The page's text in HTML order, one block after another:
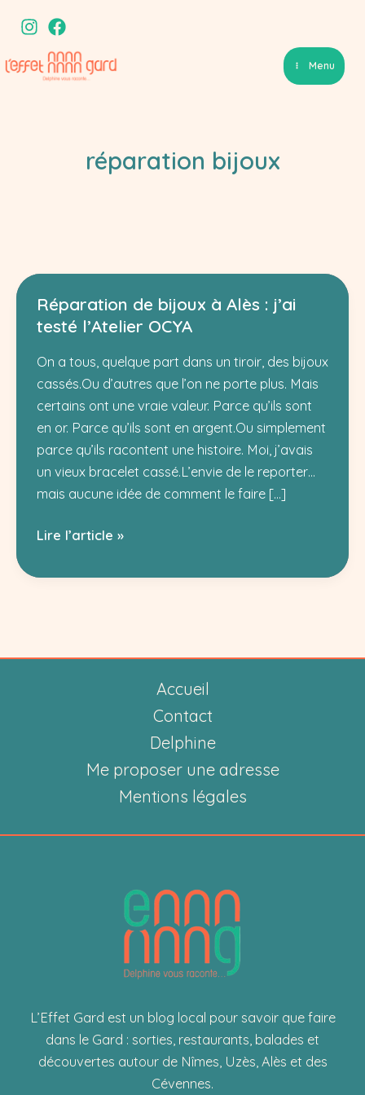
contenu
Menu
réparation bijoux
Réparation de bijoux à Alès : j’ai
testé l’Atelier OCYA
On a tous, quelque part dans un tiroir, des bijoux
cassés.Ou d’autres que l’on ne porte plus. Mais
certains ont une vraie valeur. Parce qu’ils sont
en or. Parce qu’ils sont en argent.Ou simplement
parce qu’ils racontent une histoire. Moi, j’avais
un vieux bracelet cassé.L’envie de le reporter…
mais aucune idée de comment le faire […]
Réparation
bijoux
Lire l’article »
Accueil
Contact
Delphine
Me proposer une adresse
Mentions légales
L’Effet Gard est un blog local pour savoir que faire
dans le Gard : sorties, restaurants, balades et
découvertes autour de Nîmes, Uzès, Alès et des
Cévennes.